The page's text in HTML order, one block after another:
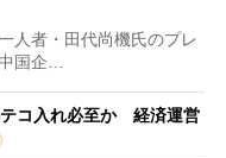
人者・田代尚機氏のプレ
国企…
テコ入れ必至か 経済運営